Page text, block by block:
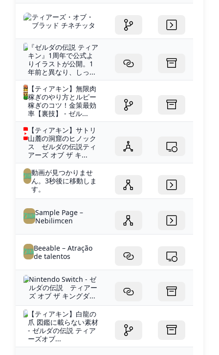
ティアーズ・オブ・
ブラッド チネチッタ
『ゼルダの伝説 ティア
キン』1周年で公式よ
りイラストが公開。1
年前と異なり、しっ...
【ティアキン】無限肉
稼ぎのやり方とルピー
稼ぎのコツ！金策最効
率【裏技】 - ゼル...
【ティアキン】サトリ
山麓の洞窟のヒノック
ス ゼルダの伝説ティ
アーズ オブ ザ キ...
動画が見つかりませ
ん。3秒後に移動しま
す。
Sample Page –
Nebilimcen
Beeable – Atração
de talentos
Nintendo Switch - ゼ
ルダの伝説 ティアー
ズ オブ ザ キングダ...
【ティアキン】白龍の
爪 図鑑に載らない素材
- ゼルダの伝説 ティア
ーズオブ...